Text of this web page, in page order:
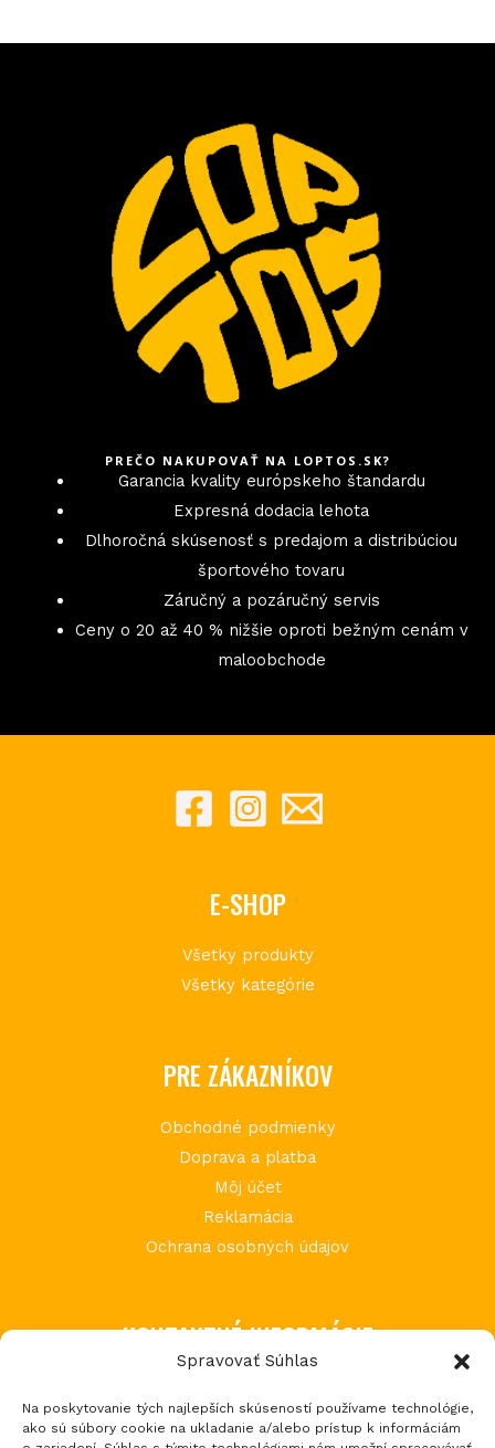
Spravovať Súhlas
Na poskytovanie tých najlepších skúseností používame technológie,
ako sú súbory cookie na ukladanie a/alebo prístup k informáciám
PREČO NAKUPOVAŤ NA LOPTOS.SK?
Garancia kvality európskeho štandardu
Expresná dodacia lehota
Dlhoročná skúsenosť s predajom a distribúciou
športového tovaru
Záručný a pozáručný servis
Ceny o 20 až 40 % nižšie oproti bežným cenám v
maloobchode
E-SHOP
Všetky produkty
Všetky kategórie
PRE ZÁKAZNÍKOV
Obchodné podmienky
Doprava a platba
Môj účet
Reklamácia
Ochrana osobných údajov
KONTAKTNÉ INFORMÁCIE
Považská Teplá 602